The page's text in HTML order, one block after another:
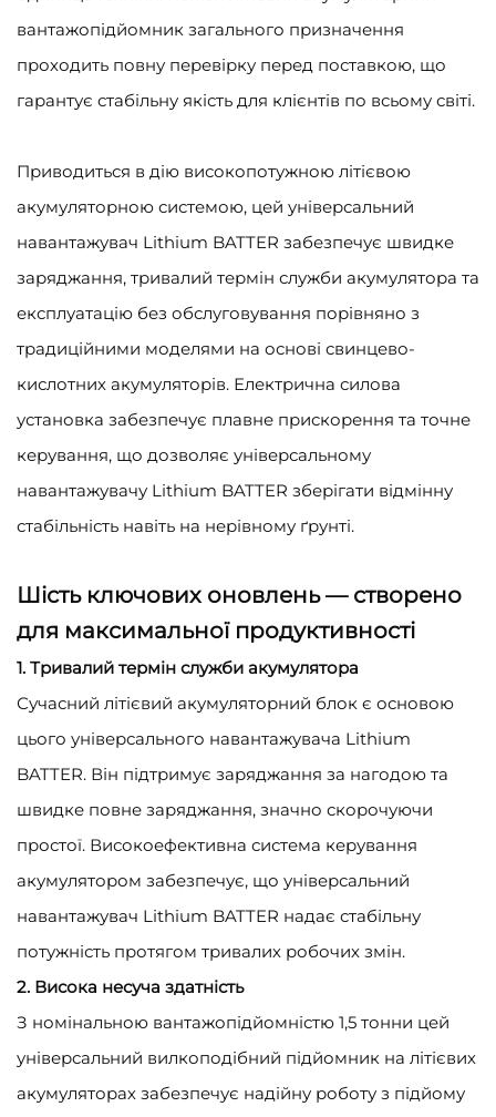
вантажопідйомник загального призначення
проходить повну перевірку перед поставкою, що
гарантує стабільну якість для клієнтів по всьому світі.
Приводиться в дію високопотужною літієвою
акумуляторною системою, цей універсальний
навантажувач Lithium BATTER забезпечує швидке
заряджання, тривалий термін служби акумулятора та
експлуатацію без обслуговування порівняно з
традиційними моделями на основі свинцево-
кислотних акумуляторів. Електрична силова
установка забезпечує плавне прискорення та точне
керування, що дозволяє універсальному
навантажувачу Lithium BATTER зберігати відмінну
стабільність навіть на нерівному ґрунті.
Шість ключових оновлень — створено
для максимальної продуктивності
1. Тривалий термін служби акумулятора
Сучасний літієвий акумуляторний блок є основою
цього універсального навантажувача Lithium
BATTER. Він підтримує заряджання за нагодою та
швидке повне заряджання, значно скорочуючи
простої. Високоефективна система керування
акумулятором забезпечує, що універсальний
навантажувач Lithium BATTER надає стабільну
потужність протягом тривалих робочих змін.
2. Висока несуча здатність
З номінальною вантажопідйомністю 1,5 тонни цей
універсальний вилкоподібний підйомник на літієвих
акумуляторах забезпечує надійну роботу з підйому